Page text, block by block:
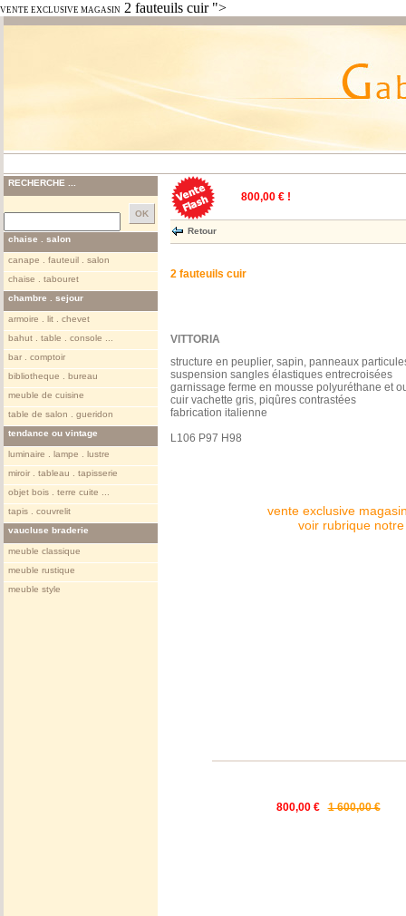
VENTE EXCLUSIVE MAGASIN 2 fauteuils cuir ">
RECHERCHE ...
chaise . salon
canape . fauteuil . salon
chaise . tabouret
chambre . sejour
armoire . lit . chevet
bahut . table . console ...
bar . comptoir
bibliotheque . bureau
meuble de cuisine
table de salon . gueridon
tendance ou vintage
luminaire . lampe . lustre
miroir . tableau . tapisserie
objet bois . terre cuite ...
tapis . couvrelit
vaucluse braderie
meuble classique
meuble rustique
meuble style
800,00 € !
Retour
2 fauteuils cuir
VITTORIA
structure en peuplier, sapin, panneaux
suspension sangles élastiques entrecroisées
garnissage ferme en mousse polyuréthane et
cuir vachette gris, piqûres contrastées
fabrication italienne
L106 P97 H98
vente exclusive
voir rubrique
800,00 € 1 600,00 €